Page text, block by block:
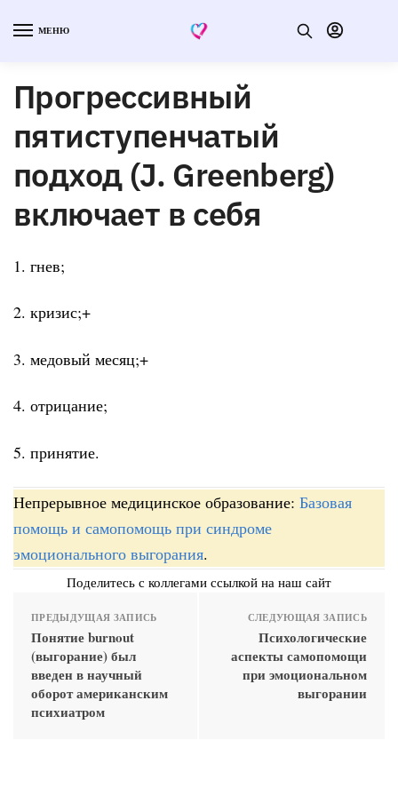
МЕНЮ
Прогрессивный
пятиступенчатый
подход (J. Greenberg)
включает в себя
1. гнев;
2. кризис;+
3. медовый месяц;+
4. отрицание;
5. принятие.
Непрерывное медицинское образование: Базовая
помощь и самопомощь при синдроме
эмоционального выгорания.
Поделитесь с коллегами ссылкой на наш сайт
ПРЕДЫДУЩАЯ ЗАПИСЬ
Понятие burnout
(выгорание) был
введен в научный
оборот американским
психиатром
СЛЕДУЮЩАЯ ЗАПИСЬ
Психологические
аспекты самопомощи
при эмоциональном
выгорании